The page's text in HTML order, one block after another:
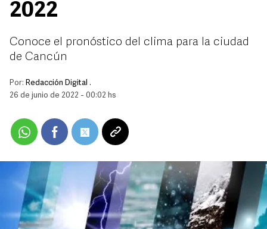
2022
Conoce el pronóstico del clima para la ciudad
de Cancún
Por: Redacción Digital .
26 de junio de 2022 - 00:02 hs